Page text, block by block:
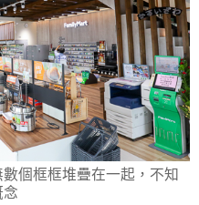
個框框堆疊在一起，不知
念